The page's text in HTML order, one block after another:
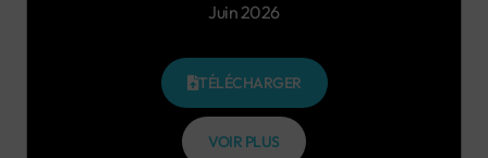
Juin 2026
TÉLÉCHARGER
VOIR PLUS